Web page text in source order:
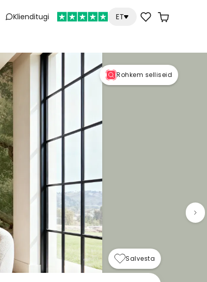
Klienditugi ET
Rohkem selliseid
Salvesta